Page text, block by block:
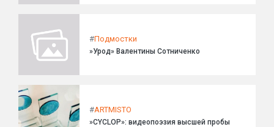
#Подмостки
»Урод» Валентины Сотниченко
#ARTMISTO
»CYCLOP»: видеопоэзия высшей пробы